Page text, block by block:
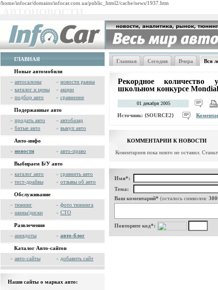
/home/infocar/domains/infocar.com.ua/public_html2/cache/news/1937.htm
ГЛАВНАЯ
Новые автомобили
» автосалоны » новости рынка
» каталог и цены » акции
» подбор авто » сравнение
Подержанные авто
» продать авто » автобазар
» битые авто » выкуп авто
Авто-инфо
» новости » авто-право
Выбираем Б/У авто
» каталог авто » сравнить авто
» тест-драйвы » отзывы об авто
Обслуживание
» тюнинг » фото тюнинга
» шины/диски » СТО
Развлечения
» анекдоты » авто-блог
Каталог Авто-сайтов
» авто-сайты » добавить сайт
Наши сайты о марках авто:
Главная Сегодня Вчера Вся
Рекордное количество
школьном конкурсе
01 декабря 2005
Источник: {SOURCE2}
КОММЕНТАРИИ К НОВОСТИ
Коментариев пока никто не оставил.
Имя*:
Тема:
Ваш коментарий* (осталось символов:
Повторите код*: